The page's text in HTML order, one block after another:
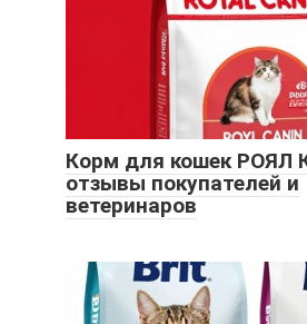
Корм для кошек РОЯЛ
отзывы покупателей и
ветеринаров